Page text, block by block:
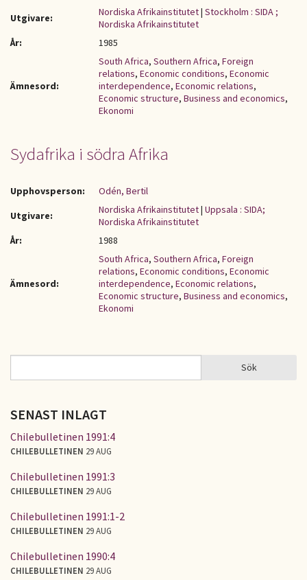
Utgivare:
Nordiska Afrikainstitutet| Stockholm : SIDA ;
Nordiska Afrikainstitutet
År:
1985
Ämnesord:
South Africa, Southern Africa, Foreign
relations, Economic conditions, Economic
interdependence, Economic relations,
Economic structure, Business and economics,
Ekonomi
Sydafrika i södra Afrika
Upphovsperson:
Odén, Bertil
Utgivare:
Nordiska Afrikainstitutet| Uppsala : SIDA;
Nordiska Afrikainstitutet
År:
1988
Ämnesord:
South Africa, Southern Africa, Foreign
relations, Economic conditions, Economic
interdependence, Economic relations,
Economic structure, Business and economics,
Ekonomi
SÖKFORMULÄR Sök
SENAST INLAGT
Chilebulletinen 1991:4
CHILEBULLETINEN 29 AUG
Chilebulletinen 1991:3
CHILEBULLETINEN 29 AUG
Chilebulletinen 1991:1-2
CHILEBULLETINEN 29 AUG
Chilebulletinen 1990:4
CHILEBULLETINEN 29 AUG